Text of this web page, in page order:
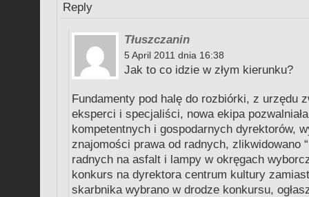
Reply
Tłuszczanin
5 April 2011 dnia 16:38
Jak to co idzie w złym kierunku?
Fundamenty pod halę do rozbiórki, z urzędu
eksperci i specjaliści, nowa ekipa
kompetentnych i gospodarnych dyrektorów,
znajomości prawa od radnych, zlikwidowano
radnych na asfalt i lampy w okręgach
konkurs na dyrektora centrum kultury
skarbnika wybrano w drodze konkursu,